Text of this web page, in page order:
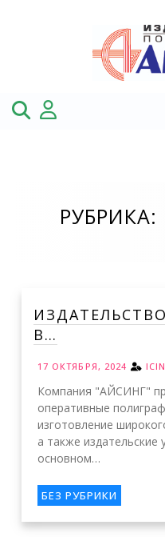
РУБРИКА:
В…
17 ОКТЯБРЯ, 2024
Компания "АЙСИНГ"
оперативные
изготовление
а также
основном…
БЕЗ РУБРИКИ